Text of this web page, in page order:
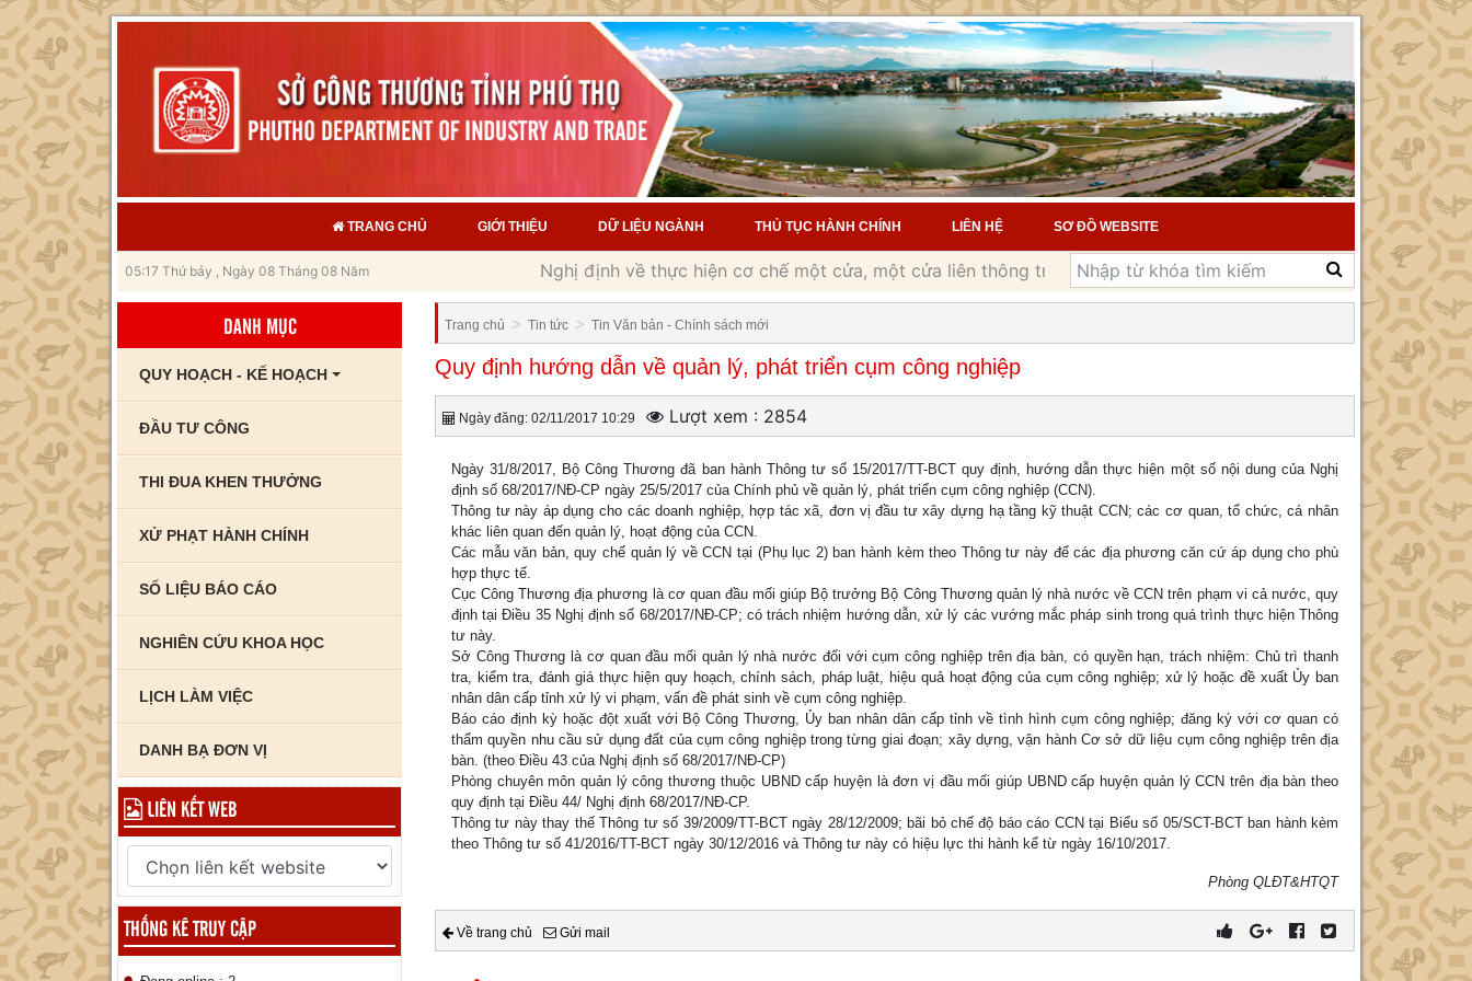
TRANG CHỦ GIỚI THIỆU DỮ LIỆU NGÀNH THỦ TỤC HÀNH CHÍNH LIÊN HỆ SƠ ĐỒ WEBSITE
05:17 Thứ bảy , Ngày 08 Tháng 08 Năm Nghị định về thực hiện cơ chế một cửa, một cửa liên thông trong giải quyết thủ tục hành chính Nghị định
DANH MỤC
QUY HOẠCH - KẾ HOẠCH
ĐẦU TƯ CÔNG
THI ĐUA KHEN THƯỞNG
XỬ PHẠT HÀNH CHÍNH
SỐ LIỆU BÁO CÁO
NGHIÊN CỨU KHOA HỌC
LỊCH LÀM VIỆC
DANH BẠ ĐƠN VỊ
LIÊN KẾT WEB
THỐNG KÊ TRUY CẬP
Trang chủ > Tin tức > Tin Văn bản - Chính sách mới
Quy định hướng dẫn về quản lý, phát triển cụm công nghiệp
Ngày đăng: 02/11/2017 10:29 Lượt xem : 2854
Ngày 31/8/2017, Bộ Công Thương đã ban hành Thông tư số 15/2017/TT-BCT quy định, hướng dẫn thực hiện một số nội dung của Nghị
định số 68/2017/NĐ-CP ngày 25/5/2017 của Chính phủ về quản lý, phát triển cụm công nghiệp (CCN).
Thông tư này áp dụng cho các doanh nghiệp, hợp tác xã, đơn vị đầu tư xây dựng hạ tầng kỹ thuật CCN; các cơ quan, tổ chức, cá nhân
khác liên quan đến quản lý, hoạt động của CCN.
Các mẫu văn bản, quy chế quản lý về CCN tại (Phụ lục 2) ban hành kèm theo Thông tư này để các địa phương căn cứ áp dụng cho phù
hợp thực tế.
Cục Công Thương địa phương là cơ quan đầu mối giúp Bộ trưởng Bộ Công Thương quản lý nhà nước về CCN trên phạm vi cả nước, quy
định tại Điều 35 Nghị định số 68/2017/NĐ-CP; có trách nhiệm hướng dẫn, xử lý các vướng mắc pháp sinh trong quá trình thực hiện Thông
tư này.
Sở Công Thương là cơ quan đầu mối quản lý nhà nước đối với cụm công nghiệp trên địa bàn, có quyền hạn, trách nhiệm: Chủ trì thanh
tra, kiểm tra, đánh giá thực hiện quy hoạch, chính sách, pháp luật, hiệu quả hoạt động của cụm công nghiệp; xử lý hoặc đề xuất Ủy ban
nhân dân cấp tỉnh xử lý vi phạm, vấn đề phát sinh về cụm công nghiệp.
Báo cáo định kỳ hoặc đột xuất với Bộ Công Thương, Ủy ban nhân dân cấp tỉnh về tình hình cụm công nghiệp; đăng ký với cơ quan có
thẩm quyền nhu cầu sử dụng đất của cụm công nghiệp trong từng giai đoạn; xây dựng, vận hành Cơ sở dữ liệu cụm công nghiệp trên địa
bàn. (theo Điều 43 của Nghị định số 68/2017/NĐ-CP)
Phòng chuyên môn quản lý công thương thuộc UBND cấp huyện là đơn vị đầu mối giúp UBND cấp huyện quản lý CCN trên địa bàn theo
quy định tại Điều 44/ Nghị định 68/2017/NĐ-CP.
Thông tư này thay thế Thông tư số 39/2009/TT-BCT ngày 28/12/2009; bãi bỏ chế độ báo cáo CCN tại Biểu số 05/SCT-BCT ban hành kèm
theo Thông tư số 41/2016/TT-BCT ngày 30/12/2016 và Thông tư này có hiệu lực thi hành kể từ ngày 16/10/2017.
Phòng QLĐT&HTQT
Về trang chủ Gửi mail